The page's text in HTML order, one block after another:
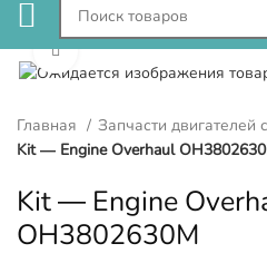
Нажмите, чтобы увеличить
Главная
Запчасти двигателей
Kit — Engine Overhaul
Kit — Engine
OH3802630M